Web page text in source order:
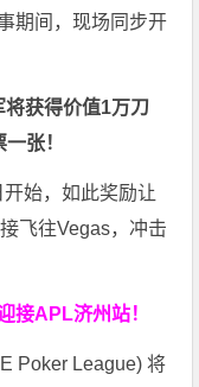
期间，现场同步开
将获得价值1万刀
张！
始，如此奖励让
飞往Vegas，冲击
接APL济州站！
Poker League) 将